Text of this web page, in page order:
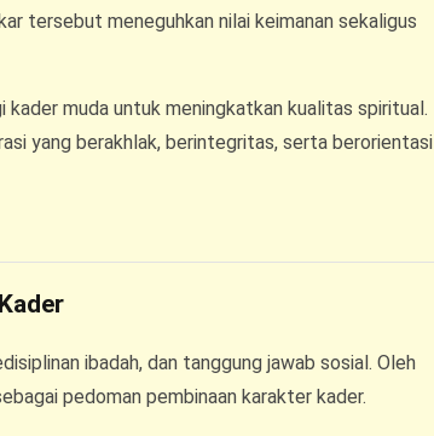
tersebut meneguhkan nilai keimanan sekaligus
kader muda untuk meningkatkan kualitas spiritual.
yang berakhlak, berintegritas, serta berorientasi
ibadah, dan tanggung jawab sosial. Oleh
pedoman pembinaan karakter kader.